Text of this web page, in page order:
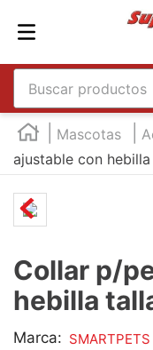
Buscar productos
Mascotas
ajustable con
Collar p/
hebilla
Marca: SMARTPETS
TÉRMINOS MÁS
1.
england
3
5.
mouse
6.
marcadores
7.
audifonos